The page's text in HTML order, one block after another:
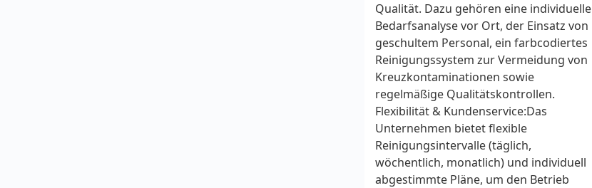
Qualität. Dazu gehören eine individuelle
Bedarfsanalyse vor Ort, der Einsatz von
geschultem Personal, ein farbcodiertes
Reinigungssystem zur Vermeidung von
Kreuzkontaminationen sowie
regelmäßige Qualitätskontrollen.
Flexibilität & Kundenservice:Das
Unternehmen bietet flexible
Reinigungsintervalle (täglich,
wöchentlich, monatlich) und individuell
abgestimmte Pläne, um den Betrieb